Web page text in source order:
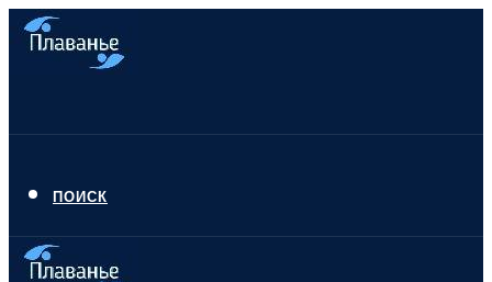
ПОИСК